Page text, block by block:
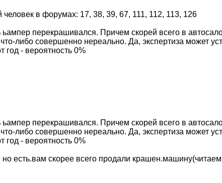
перекрашивался. Причем скорей всего в
либо совершенно нереально. Да, экспертиза может
- вероятность 0%
перекрашивался. Причем скорей всего в
либо совершенно нереально. Да, экспертиза может
- вероятность 0%
но есть.вам скорее всего продали